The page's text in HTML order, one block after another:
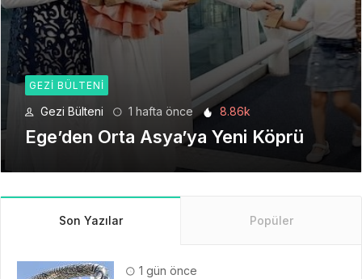
GEZI BÜLTENI
Gezi Bülteni 6.22k
Seyahat Teknolojilerinde Yeni Bir
Dönem
Son Yazılar Popüler
1 gün önce